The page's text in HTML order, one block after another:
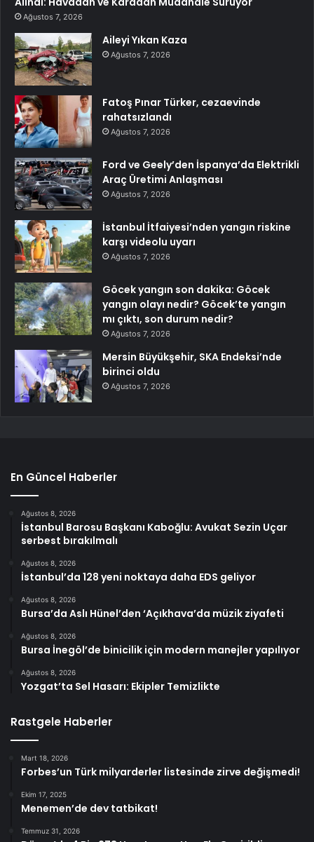
Ağustos 7, 2026
Aileyi Yıkan Kaza
Ağustos 7, 2026
Fatoş Pınar Türker, cezaevinde
rahatsızlandı
Ağustos 7, 2026
Ford ve Geely’den İspanya’da Elektrikli
Araç Üretimi Anlaşması
Ağustos 7, 2026
İstanbul İtfaiyesi’nden yangın riskine
karşı videolu uyarı
Ağustos 7, 2026
Göcek yangın son dakika: Göcek
yangın olayı nedir? Göcek’te yangın
mı çıktı, son durum nedir?
Ağustos 7, 2026
Mersin Büyükşehir, SKA Endeksi’nde
birinci oldu
Ağustos 7, 2026
En Güncel Haberler
Ağustos 8, 2026
İstanbul Barosu Başkanı Kaboğlu: Avukat Sezin Uçar
serbest bırakılmalı
Ağustos 8, 2026
İstanbul’da 128 yeni noktaya daha EDS geliyor
Ağustos 8, 2026
Bursa’da Aslı Hünel’den ‘Açıkhava’da müzik ziyafeti
Ağustos 8, 2026
Bursa İnegöl’de binicilik için modern manejler yapılıyor
Ağustos 8, 2026
Yozgat’ta Sel Hasarı: Ekipler Temizlikte
Rastgele Haberler
Mart 18, 2026
Forbes’un Türk milyarderler listesinde zirve değişmedi!
Ekim 17, 2025
Menemen’de dev tatbikat!
Temmuz 31, 2026